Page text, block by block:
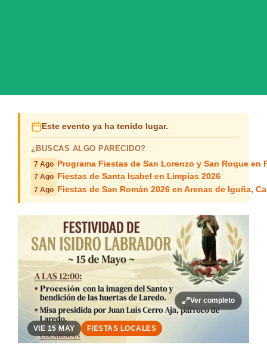
Este evento ya ha tenido lugar.
¿BUSCAS ALGO PARECIDO?
7 Ago Programa Fiestas de San Lorenzo y San Roque en
7 Ago Fiestas de Santa Isabel en Limpias 2026
7 Ago Fiestas de San Román 2026 en Arenas de Iguña,
Ver completo
VIE 15 MAY FIESTAS LOCALES